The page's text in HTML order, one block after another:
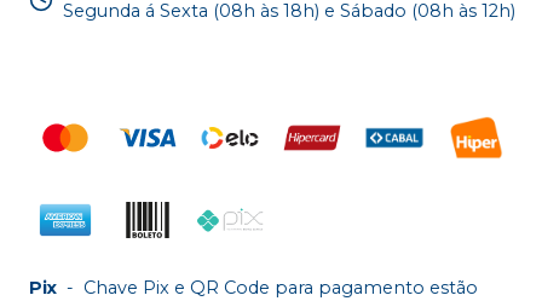
Segunda á Sexta (08h às 18h) e Sábado (08h às 12h)
Pix - Chave Pix e QR Code para pagamento estão